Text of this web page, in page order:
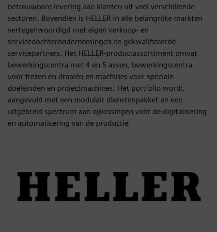
betrouwbare levering aan klanten uit veel verschillende
sectoren. Bovendien is HELLER in alle belangrijke markten
vertegenwoordigd met eigen verkoop- en
servicedochterondernemingen en gekwalificeerde
servicepartners. Het HELLER-productassortiment omvat
bewerkingscentra met 4 en 5 assen, bewerkingscentra
voor frezen en draaien en machines voor speciale
doeleinden en projectmachines. Het portfolio wordt
aangevuld met een modulair dienstenpakket en een
uitgebreid spectrum aan oplossingen voor de digitalisering
en automatisering van de productie.